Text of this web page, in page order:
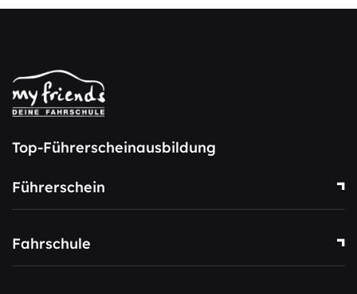
Top-Führerscheinausbildung
Führerschein
Fahrschule